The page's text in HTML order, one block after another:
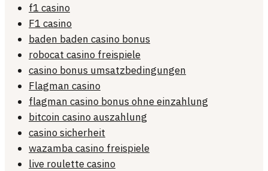
f1 casino
F1 casino
baden baden casino bonus
robocat casino freispiele
casino bonus umsatzbedingungen
Flagman casino
flagman casino bonus ohne einzahlung
bitcoin casino auszahlung
casino sicherheit
wazamba casino freispiele
live roulette casino